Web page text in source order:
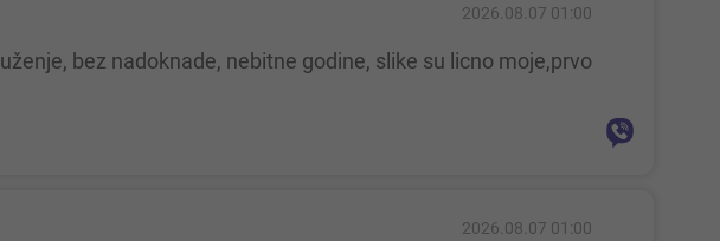
2026.08.07 01:00
2026.08.07 01:00